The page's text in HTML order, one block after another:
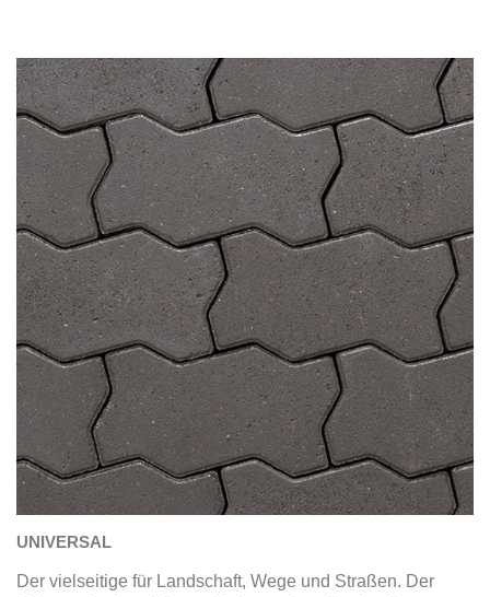
UNIVERSAL
Der vielseitige für Landschaft, Wege und Straßen. Der